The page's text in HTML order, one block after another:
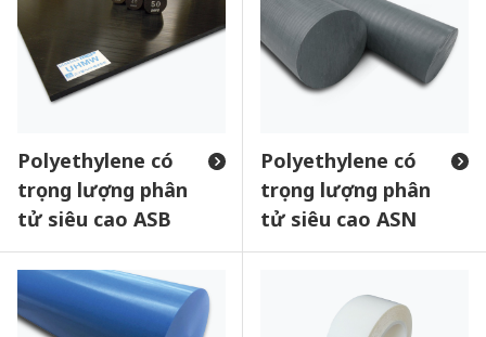
Polyethylene có
trọng lượng phân
tử siêu cao ASB
Polyethylene có
trọng lượng phân
tử siêu cao ASN